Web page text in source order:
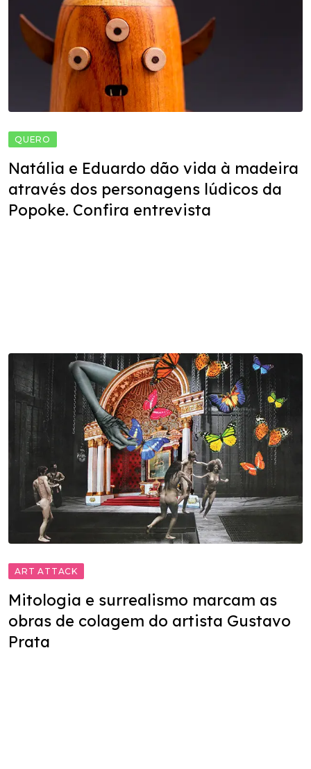
QUERO
Natália e Eduardo dão vida à madeira
através dos personagens lúdicos da
Popoke. Confira entrevista
ART ATTACK
Mitologia e surrealismo marcam as
obras de colagem do artista Gustavo
Prata